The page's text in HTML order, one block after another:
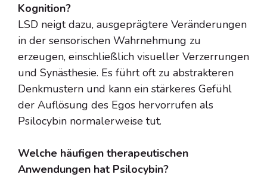
Kognition?
LSD neigt dazu, ausgeprägtere Veränderungen
in der sensorischen Wahrnehmung zu
erzeugen, einschließlich visueller Verzerrungen
und Synästhesie. Es führt oft zu abstrakteren
Denkmustern und kann ein stärkeres Gefühl
der Auflösung des Egos hervorrufen als
Psilocybin normalerweise tut.
Welche häufigen therapeutischen
Anwendungen hat Psilocybin?